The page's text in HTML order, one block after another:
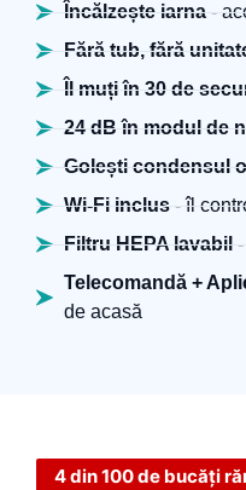
Încălzește iarna-
Fără tub, fără
Îl muți în 30 de
24 dB în modul de
Golești condensul
Wi-Fi inclus- îl
Filtru HEPA lavabil-
Telecomandă +
de acasă
4 din 100 de bucăți